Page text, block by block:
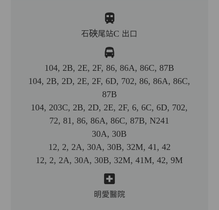
石硤尾站C 出口
104, 2B, 2E, 2F, 86, 86A, 86C, 87B
104, 2B, 2D, 2E, 2F, 6D, 702, 86, 86A, 86C,
87B
104, 203C, 2B, 2D, 2E, 2F, 6, 6C, 6D, 702,
72, 81, 86, 86A, 86C, 87B, N241
30A, 30B
12, 2, 2A, 30A, 30B, 32M, 41, 42
12, 2, 2A, 30A, 30B, 32M, 41M, 42, 9M
明愛醫院